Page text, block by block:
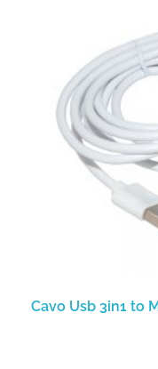
Cavo Usb 3in1 to